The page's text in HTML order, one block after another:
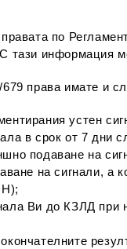
по
тази информация
права имате и
устен
в срок от 7
подаване на
на сигнали, а
Ви до КЗЛД при